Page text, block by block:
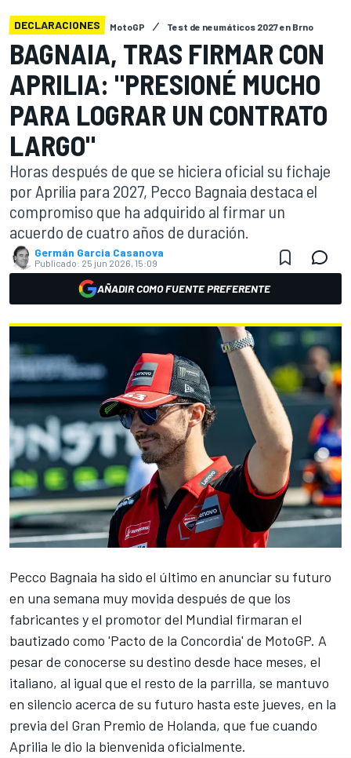
DECLARACIONES MotoGP Test de neumáticos 2027 en Brno
BAGNAIA, TRAS FIRMAR CON
APRILIA: "PRESIONÉ MUCHO
PARA LOGRAR UN CONTRATO
LARGO"
Horas después de que se hiciera oficial su fichaje
por Aprilia para 2027, Pecco Bagnaia destaca el
compromiso que ha adquirido al firmar un
acuerdo de cuatro años de duración.
Germán Garcia Casanova
Publicado: 25 jun 2026, 15:09
AÑADIR COMO FUENTE PREFERENTE
Pecco Bagnaia ha sido el último en anunciar su futuro
en una semana muy movida después de que los
fabricantes y el promotor del Mundial firmaran el
bautizado como 'Pacto de la Concordia' de MotoGP. A
pesar de conocerse su destino desde hace meses, el
italiano, al igual que el resto de la parrilla, se mantuvo
en silencio acerca de su futuro hasta este jueves, en la
previa del Gran Premio de Holanda, que fue cuando
Aprilia le dio la bienvenida oficialmente.